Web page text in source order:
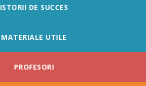
ISTORII DE SUCCES
MATERIALE UTILE
PROFESORI